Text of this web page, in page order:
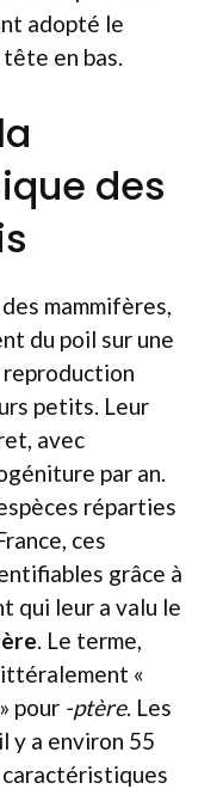
adopté le
en bas.
des
mammifères,
du poil sur une
petits. Leur
avec
par an.
réparties
ces
grâce à
qui leur a valu le
. Le terme,
«
pour -ptère. Les
y a environ 55
caractéristiques